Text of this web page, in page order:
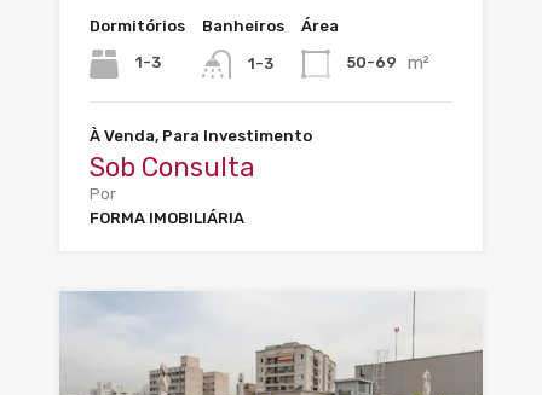
Dormitórios
1-3
Banheiros
1-3
Área
50-69 m²
À Venda, Para Investimento
Sob Consulta
Por
FORMA IMOBILIÁRIA